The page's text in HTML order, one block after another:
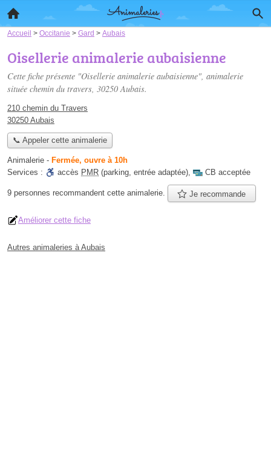
Accueil > Occitanie > Gard > Aubais
Oisellerie animalerie aubaisienne
Cette fiche présente "Oisellerie animalerie aubaisienne", animalerie
située chemin du travers, 30250 Aubais.
210 chemin du Travers
30250 Aubais
📞 Appeler cette animalerie
Animalerie - Fermée, ouvre à 10h
Services :
accès PMR (parking, entrée adaptée), CB acceptée
9 personnes recommandent cette animalerie. Je recommande
Améliorer cette fiche
Autres animaleries à Aubais